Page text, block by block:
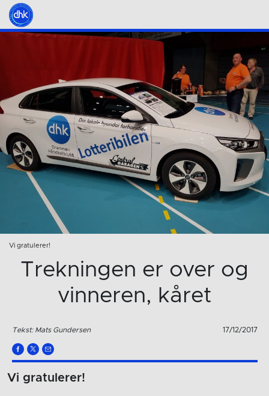
Vi gratulerer!
Trekningen er over og
vinneren, kåret
Tekst: Mats Gundersen 17/12/2017
Vi gratulerer!